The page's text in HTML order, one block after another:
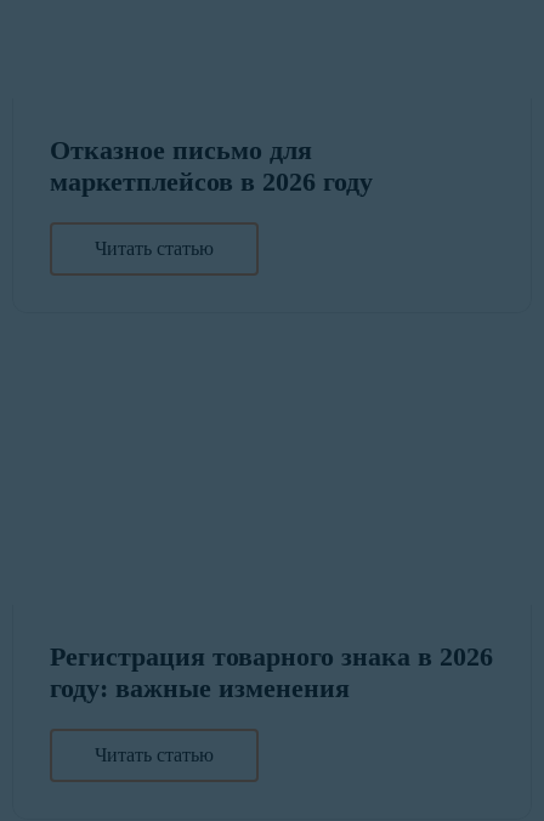
Отказное письмо для
маркетплейсов в 2026 году
Читать статью
Регистрация товарного знака в 2026
году: важные изменения
Читать статью